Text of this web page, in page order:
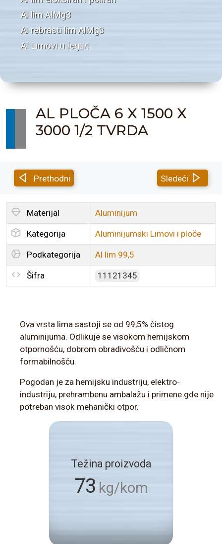
Al lim AlMg3
Al rebrasti lim AlMg3
Al Limovi u leguri
AL PLOČA 6 X 1500 X
3000 1/2 TVRDA
Prethodni Sledeći
Materijal Aluminijum
Kategorija Aluminijumski Limovi i ploče
Podkategorija Al lim 99,5
Šifra 11121345
Ova vrsta lima sastoji se od 99,5% čistog
aluminijuma. Odlikuje se visokom hemijskom
otpornošću, dobrom obradivošću i odličnom
formabilnošću.
Pogodan je za hemijsku industriju, elektro-
industriju, prehrambenu ambalažu i primene gde nije
potreban visok mehanički otpor.
Težina proizvoda
73 kg/kom